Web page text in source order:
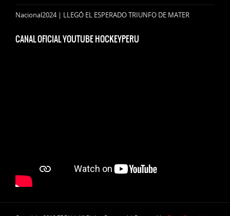
Nacional2024 | LLEGÓ EL ESPERADO TRIUNFO DE MATER
CANAL OFICIAL YOUTUBE HOCKEYPERU